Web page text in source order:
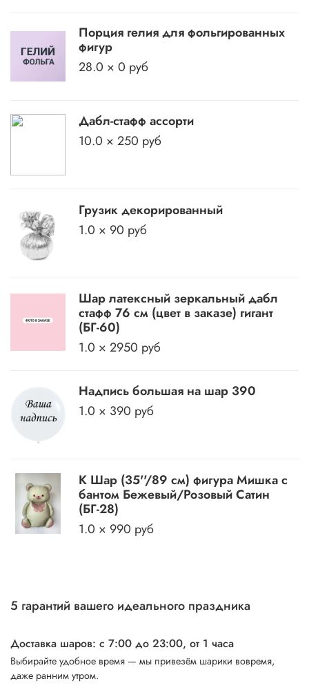
Порция гелия для фольгированных
фигур
28.0 × 0 руб
Дабл-стафф ассорти
10.0 × 250 руб
Грузик декорированный
1.0 × 90 руб
Шар латексный зеркальный дабл
стафф 76 см (цвет в заказе) гигант
(БГ-60)
1.0 × 2950 руб
Надпись большая на шар 390
1.0 × 390 руб
К Шар (35''/89 см) фигура Мишка с
бантом Бежевый/Розовый Сатин
(БГ-28)
1.0 × 990 руб
5 гарантий вашего идеального праздника
Доставка шаров: с 7:00 до 23:00, от 1 часа
Выбирайте удобное время — мы привезём шарики вовремя,
даже ранним утром.